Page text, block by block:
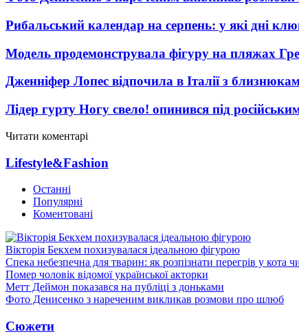
Рибальський календар на серпень: у які дні
Модель продемонструвала фігуру на пляжах
Дженніфер Лопес відпочила в Італії з
Лідер гурту Ногу свело! опинився під
Читати коментарі
Lifestyle&Fashion
Останні
Популярні
Коментовані
Вікторія Бекхем похизувалася ідеальною фігурою
Спека небезпечна для тварин: як розпізнати перегрів у кота
Помер чоловік відомої української акторки
Метт Деймон показався на публіці з доньками
Фото Денисенко з нареченим викликав розмови про шлюб
Сюжети